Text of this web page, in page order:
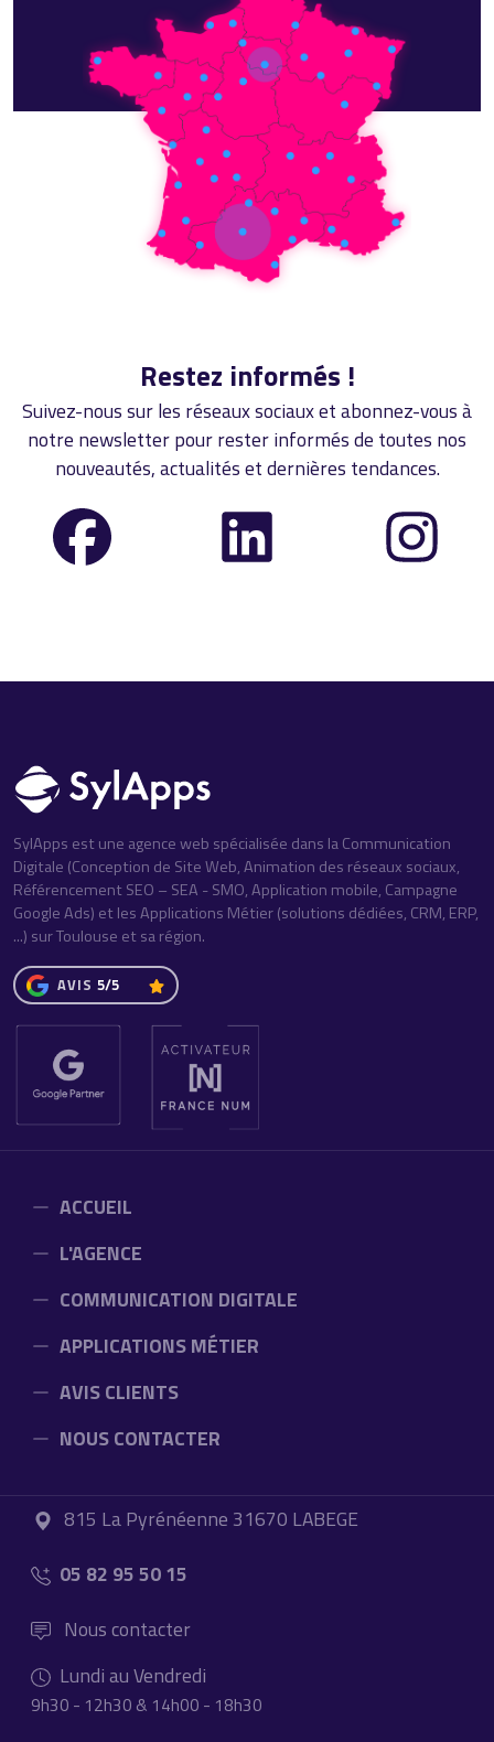
Restez informés !
Suivez-nous sur les réseaux sociaux et abonnez-vous à
notre newsletter pour rester informés de toutes nos
nouveautés, actualités et dernières tendances.
SylApps est une agence web spécialisée dans la Communication
Digitale (Conception de Site Web, Animation des réseaux sociaux,
Référencement SEO – SEA - SMO, Application mobile, Campagne
Google Ads) et les Applications Métier (solutions dédiées, CRM, ERP,
...) sur Toulouse et sa région.
AVIS 5/5
ACCUEIL
L'AGENCE
COMMUNICATION DIGITALE
APPLICATIONS MÉTIER
AVIS CLIENTS
NOUS CONTACTER
815 La Pyrénéenne 31670 LABEGE
05 82 95 50 15
Nous contacter
Lundi au Vendredi
9h30 - 12h30 & 14h00 - 18h30